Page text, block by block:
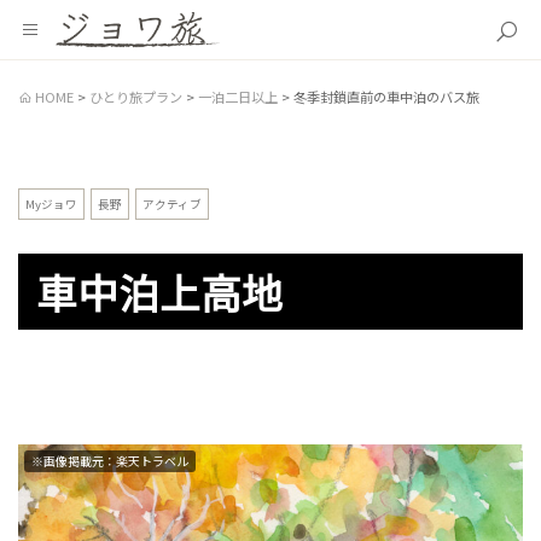
HOME ひとり旅プラン 一泊二日以上 冬季封鎖直前の車中泊のバス旅
Myジョワ 長野 アクティブ
車中泊上高地